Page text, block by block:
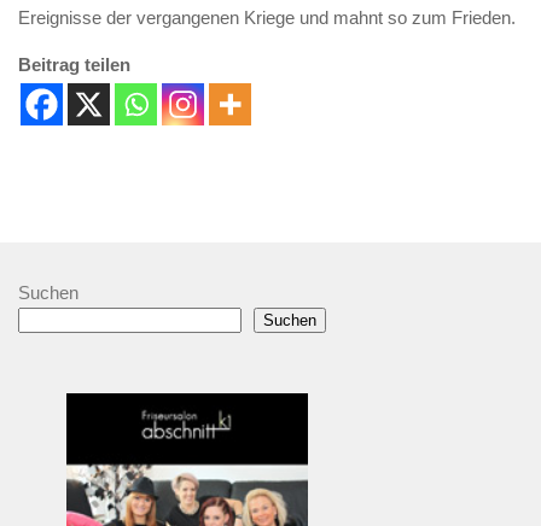
Ereignisse der vergangenen Kriege und mahnt so zum Frieden.
Beitrag teilen
Suchen
Suchen